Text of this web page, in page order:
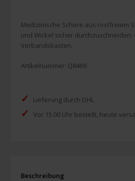
Medizinische Schere aus rostfreiem
und Wickel sicher
Verbandskasten.
Artikelnummer: Q8469
✓ Lieferung durch DHL
✓ Vor 15.00 Uhr bestellt, heute
Beschreibung